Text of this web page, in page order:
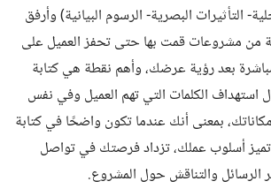
التأثيرات البصرية- الرسوم البيانية) وأرفق
من مشروعات قمت بها حتى تحفز العميل على
بعد رؤية عرضك، وأهم نقطة هي كتابة
الكلمات التي تهم العميل وفي نفس
بمعنى أنك عندما تكون واضحًا في كتابة
تميز أسلوب عملك، تزداد فرصتك في تواصل
الرسائل والتناقش حول المشروع.